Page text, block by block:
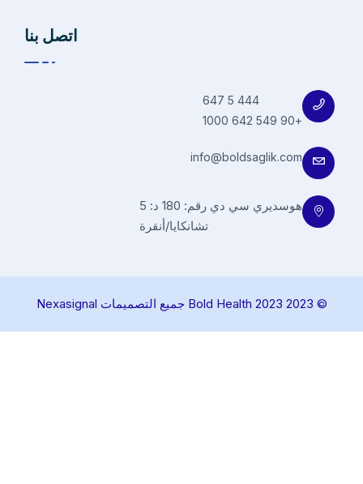
اتصل بنا
+90 549 642 1000
info@boldsaglik.com
هوسديري سي دي رقم: 180 د: 5
تشانكايا/أنقرة